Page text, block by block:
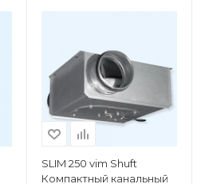
SLIM 250 vim Shuft
Компактный канальный